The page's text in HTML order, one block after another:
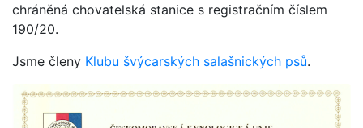
chráněná chovatelská stanice s registračním číslem
190/20.
Jsme členy Klubu švýcarských salašnických psů.